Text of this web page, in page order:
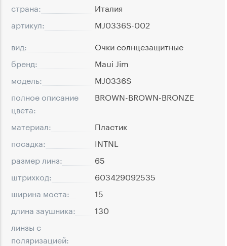
страна:
Италия
артикул:
MJ0336S-002
вид:
Очки солнцезащитные
бренд:
Maui Jim
модель:
MJ0336S
полное описание
цвета:
BROWN-BROWN-BRONZE
материал:
Пластик
посадка:
INTNL
размер линз:
65
штрихкод:
603429092535
ширина моста:
15
длина заушника:
130
линзы с
поляризацией: